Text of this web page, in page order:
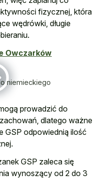
fizycznej, która
wędrówki, długie
Owczarków
niemieckiego
prowadzić do
dlatego ważne
GSP odpowiednią ilość
GSP zaleca się
wynoszący od 2 do 3